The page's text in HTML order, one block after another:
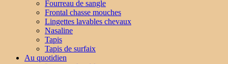
Fourreau de sangle
Frontal chasse mouches
Lingettes lavables chevaux
Nasaline
Tapis
Tapis de surfaix
Au quotidien